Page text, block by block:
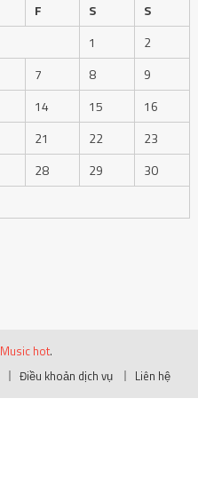
F S
S
1
2
7 8
9
14 15
16
21 22
23
28 29
30
Music hot.
Điều khoản dịch vụ Liên hệ